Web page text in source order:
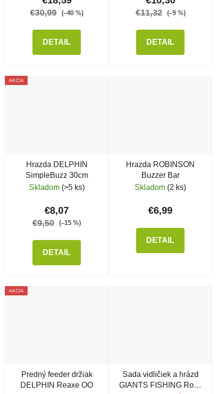
€30,99 (–40 %)
DETAIL
€11,32 (–9 %)
DETAIL
AKCIA
Hrazda DELPHIN
SimpleBuzz 30cm
Skladom (>5 ks)
€8,07
€9,50 (–15 %)
DETAIL
Hrazda ROBINSON
Buzzer Bar
Skladom (2 ks)
€6,99
DETAIL
AKCIA
Predný feeder držiak
DELPHIN Reaxe OO
Sada vidličiek a hrázd
GIANTS FISHING Rods